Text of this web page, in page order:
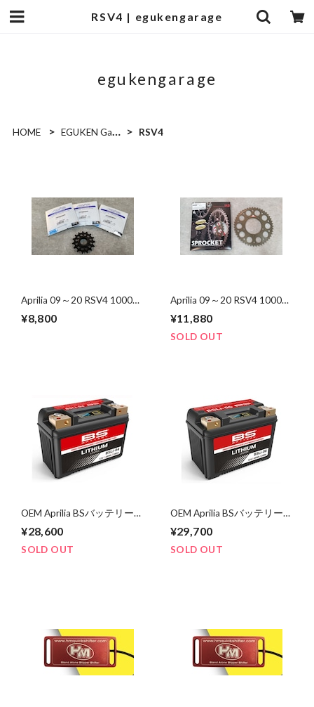
RSV4 | egukengarage
egukengarage
HOME EGUKEN Garage Recommend RSV4
Aprilia 09～20 RSV4 1000
convert 14T～16T
¥8,800
Aprilia 09～20 RSV4 1000
Wheel Sprocket 520-
convert 38T～47T
¥11,880
SOLD OUT
OEM Aprilia BSバッテリー
ー(YTZ10S、YT12B-BS互
換)
¥28,600
SOLD OUT
OEM Aprilia BSバッテリー
ー(YTZ12S、YT12A-BS互
換)
¥29,700
SOLD OUT